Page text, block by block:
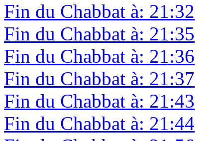
Fin du Chabbat à: 21:32
Fin du Chabbat à: 21:35
Fin du Chabbat à: 21:36
Fin du Chabbat à: 21:37
Fin du Chabbat à: 21:43
Fin du Chabbat à: 21:44